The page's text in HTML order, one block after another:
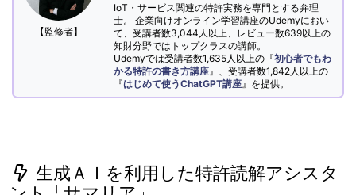
【監修者】
IoT・サービス関連の特許実務を専門とする弁理
士。 企業向けオンライン学習講座のUdemyにおい
て、受講者数3,044人以上、レビュー数639以上の
知財分野ではトップクラスの講師。
Udemyでは受講者数1,635人以上の『初心者でもわ
かる特許の書き方講座 』、受講者数1,842人以上の
『はじめて使うChatGPT講座 』を提供。
生成ＡＩを利用した特許読解アシスタ